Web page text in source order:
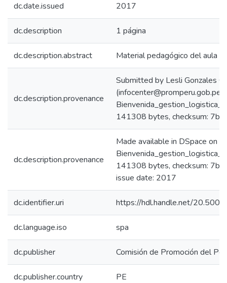
dc.date.issued 2017
dc.description 1 página
dc.description.abstract Material pedagógico del aula
dc.description.provenance
Submitted by Lesli Gonzales
141308 bytes, checksum:
dc.description.provenance
Made available in DSpace on
141308 bytes, checksum:
issue date: 2017
dc.identifier.uri https://hdl.handle.net/
dc.language.iso spa
dc.publisher Comisión de Promoción del
dc.publisher.country PE